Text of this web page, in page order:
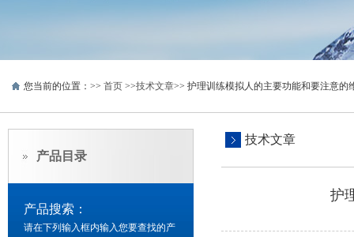
您当前的位置：>> 首页 >>技术文章>> 护理训练模拟人的主要功能和要注意的
产品目录
产品搜索：
请在下列输入框内输入您要查找的产
技术文章
护